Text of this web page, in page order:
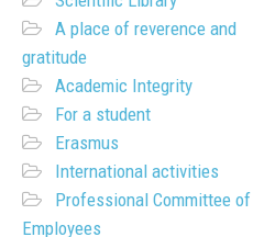
A place of reverence and
gratitude
Academic Integrity
For a student
Erasmus
International activities
Professional Committee of
Employees